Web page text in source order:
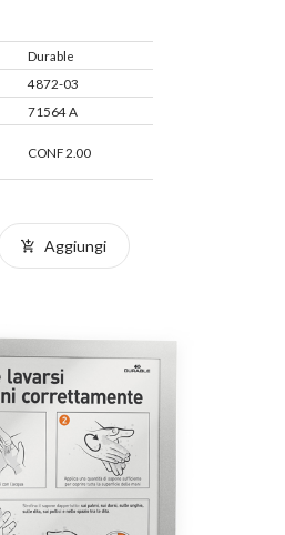
Durable
4872-03
71564 A
CONF 2.00
Aggiungi